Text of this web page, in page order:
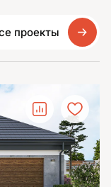
проекты